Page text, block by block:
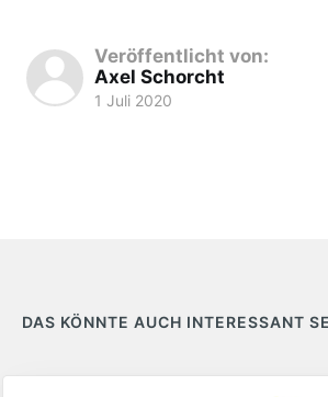
Veröffentlicht von:
Axel Schorcht
1 Juli 2020
DAS KÖNNTE AUCH INTERESSANT